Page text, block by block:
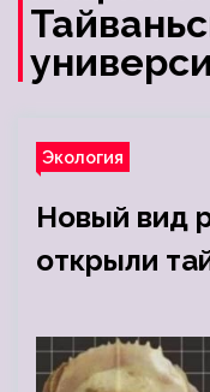
Экология
Новый вид
открыли